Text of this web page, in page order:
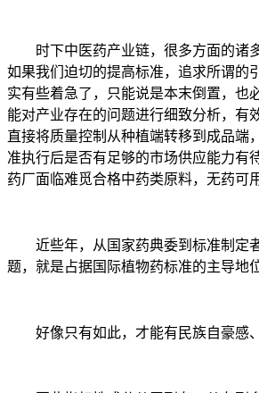
时下中医药产业链，很多方面的诸多
如果我们迫切的提高标准，追求所谓的
实有些着急了，只能说是本末倒置，也
能对产业存在的问题进行细致分析，有
直接将质量控制从种植端转移到成品端
准执行后是否有足够的市场供应能力有
药厂面临难觅合格中药类原料，无药可
近些年，从国家药典委到标准制定
题，就是占据国际植物药标准的主导地
好像只有如此，才能有民族自豪感、